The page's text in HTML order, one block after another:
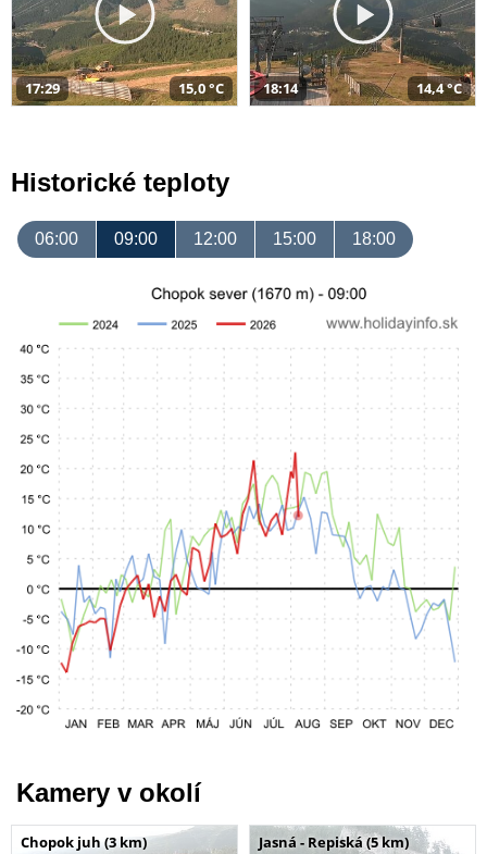
17:29 15,0 °C 18:14 14,4 °C
Historické teploty
06:00 09:00 12:00 15:00 18:00
Kamery v okolí
Chopok juh (3 km) Jasná - Repiská (5 km)